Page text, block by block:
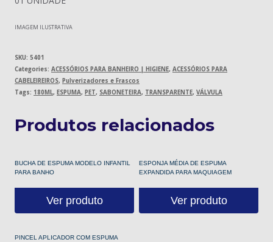
IMAGEM ILUSTRATIVA
SKU: 5401
Categories: ACESSÓRIOS PARA BANHEIRO | HIGIENE, ACESSÓRIOS PARA
CABELEIREIROS, Pulverizadores e Frascos
Tags: 180ML, ESPUMA, PET, SABONETEIRA, TRANSPARENTE, VÁLVULA
Produtos relacionados
BUCHA DE ESPUMA MODELO INFANTIL
PARA BANHO
Ver produto
ESPONJA MÉDIA DE ESPUMA
EXPANDIDA PARA MAQUIAGEM
Ver produto
PINCEL APLICADOR COM ESPUMA